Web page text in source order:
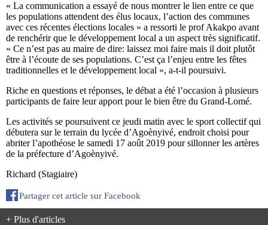
« La communication a essayé de nous montrer le lien entre ce que
les populations attendent des élus locaux, l’action des communes
avec ces récentes élections locales » a ressorti le prof Akakpo avant
de renchérir que le développement local a un aspect très significatif.
« Ce n’est pas au maire de dire: laissez moi faire mais il doit plutôt
être à l’écoute de ses populations. C’est ça l’enjeu entre les fêtes
traditionnelles et le développement local », a-t-il poursuivi.
Riche en questions et réponses, le débat a été l’occasion à plusieurs
participants de faire leur apport pour le bien être du Grand-Lomé.
Les activités se poursuivent ce jeudi matin avec le sport collectif qui
débutera sur le terrain du lycée d’Agoènyivé, endroit choisi pour
abriter l’apothéose le samedi 17 août 2019 pour sillonner les artères
de la préfecture d’Agoènyivé.
Richard (Stagiaire)
Partager cet article sur Facebook
+ Plus d'articles